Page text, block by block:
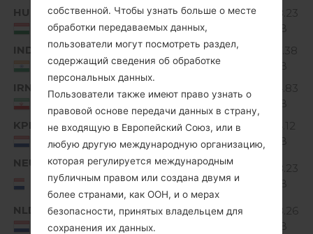
HUN
Hungary
V10D_00.kdz
178.23
MiB
IND
India
V10F_00.kdz
Unknown
177.38
MiB
IRN
Unknown
174.83
MiB
KPN
Netherlands
V10A_00.kdz
Unknown
174.12
MiB
NEU
NEU/NORTHERN
EUROPE
V10D_00.kdz
Unknown
178.23
MiB
NLD
Netherlands
V10E_00.kdz
Unknown
178.26
MiB
собственной. Чтобы узнать больше о месте
обработки передаваемых данных,
пользователи могут посмотреть раздел,
содержащий сведения об обработке
персональных данных.
Пользователи также имеют право узнать о
правовой основе передачи данных в страну,
не входящую в Европейский Союз, или в
любую другую международную организацию,
которая регулируется международным
публичным правом или создана двумя и
более странами, как ООН, и о мерах
безопасности, принятых владельцем для
сохранения их данных.